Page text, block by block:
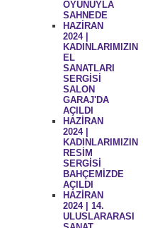
OYUNUYLA
SAHNEDE
HAZİRAN
2024 |
KADINLARIMIZIN
EL
SANATLARI
SERGİSİ
SALON
GARAJ'DA
AÇILDI
HAZİRAN
2024 |
KADINLARIMIZIN
RESİM
SERGİSİ
BAHÇEMİZDE
AÇILDI
HAZİRAN
2024 | 14.
ULUSLARARASI